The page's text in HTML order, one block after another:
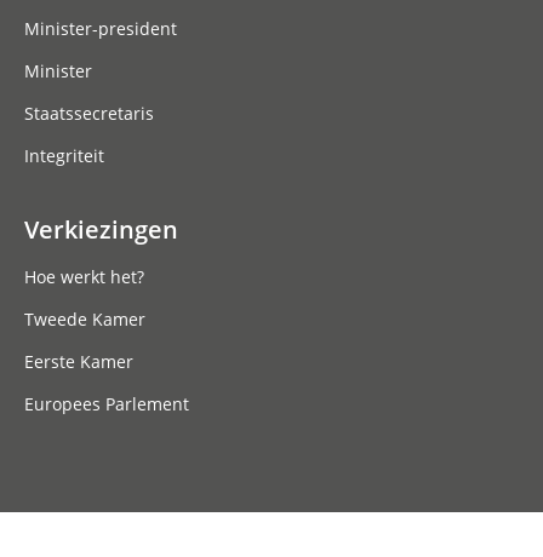
Minister-president
Minister
Staatssecretaris
Integriteit
Verkiezingen
Hoe werkt het?
Tweede Kamer
Eerste Kamer
Europees Parlement